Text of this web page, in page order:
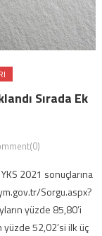
Sırada Ek
2021 sonuçlarına
Sorgu.aspx?
yüzde 85,80’i
52,02’si ilk üç